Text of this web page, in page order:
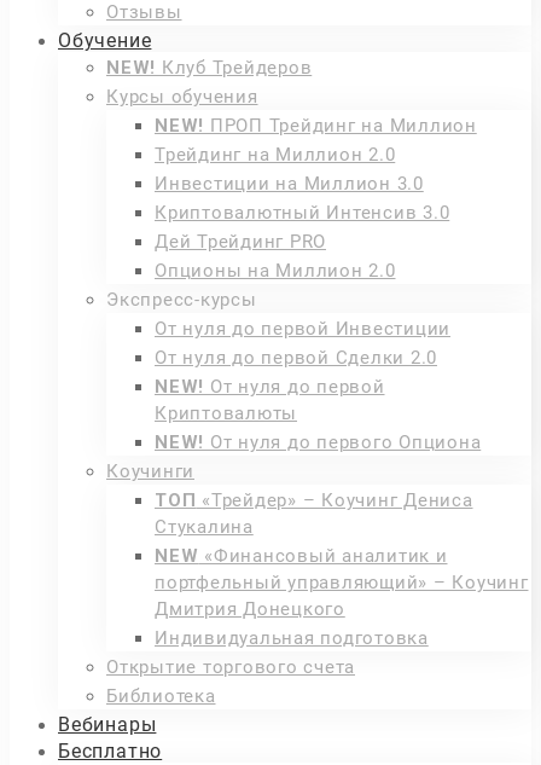
Отзывы
Обучение
NEW! Клуб Трейдеров
Курсы обучения
NEW! ПРОП Трейдинг на Миллион
Трейдинг на Миллион 2.0
Инвестиции на Миллион 3.0
Криптовалютный Интенсив 3.0
Дей Трейдинг PRO
Опционы на Миллион 2.0
Экспресс-курсы
От нуля до первой Инвестиции
От нуля до первой Сделки 2.0
NEW! От нуля до первой
Криптовалюты
NEW! От нуля до первого Опциона
Коучинги
ТОП «Трейдер» – Коучинг Дениса
Стукалина
NEW «Финансовый аналитик и
портфельный управляющий» – Коучинг
Дмитрия Донецкого
Индивидуальная подготовка
Открытие торгового счета
Библиотека
Вебинары
Бесплатно